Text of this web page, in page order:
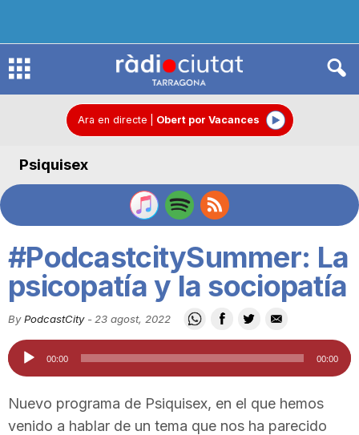
R
d
C
i
u
Ara en directe Obert por Vacances
Psiquisex
#PodcastcitySummer: La
psicopatía y la sociopatía
By PodcastCity- 23 agost, 2022
Reproductor
d'àudio
00:00 00:00
Nuevo programa de Psiquisex, en el que hemos
venido a hablar de un tema que nos ha parecido